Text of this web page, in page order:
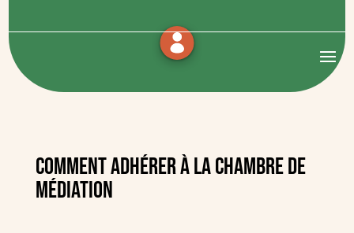
Comment adhérer à la chambre de
médiation